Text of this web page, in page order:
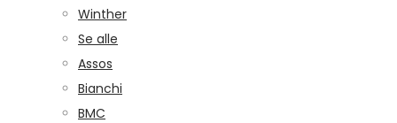
Winther
Se alle
Assos
Bianchi
BMC